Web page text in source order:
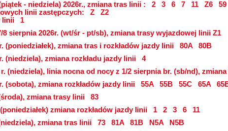
- niedziela) 2026r., zmiana tras linii : 2 3 6 7 11 Z6 59
linii zastępczych:
Z
Z2
linii
1
8 sierpnia 2026r. (wt/śr - pt/sb), zmiana trasy wyjazdowej linii Z1
(poniedziałek), zmiana tras i rozkładów jazdy linii
80A
80B
(niedziela), zmiana rozkładu jazdy linii
4
(niedziela), linia nocna od nocy z 1/2 sierpnia br. (sb/nd),
(sobota), zmiana rozkładów jazdy linii
55A 55B 55C 65A
zmiana trasy linii
83
zmiana rozkładów jazdy linii
1 2 3 6
11
zmiana tras linii
73 81A 81B N5A
N5B